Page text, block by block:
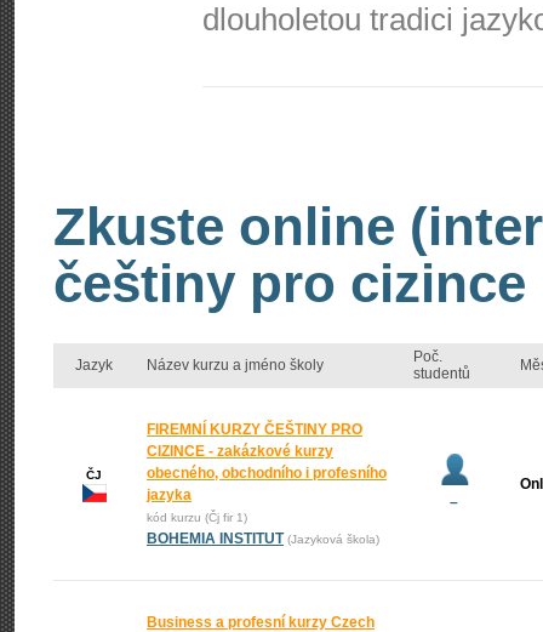
dlouholetou tradici
Zkuste online
češtiny pro cizince
Jazyk Název kurzu a jméno školy
Poč.
studentů
ČJ
FIREMNÍ KURZY ČEŠTINY PRO
CIZINCE - zakázkové kurzy
obecného, obchodního i profesního
jazyka
kód kurzu (Čj fir 1)
BOHEMIA INSTITUT (Jazyková škola)
–
Business a profesní kurzy Czech